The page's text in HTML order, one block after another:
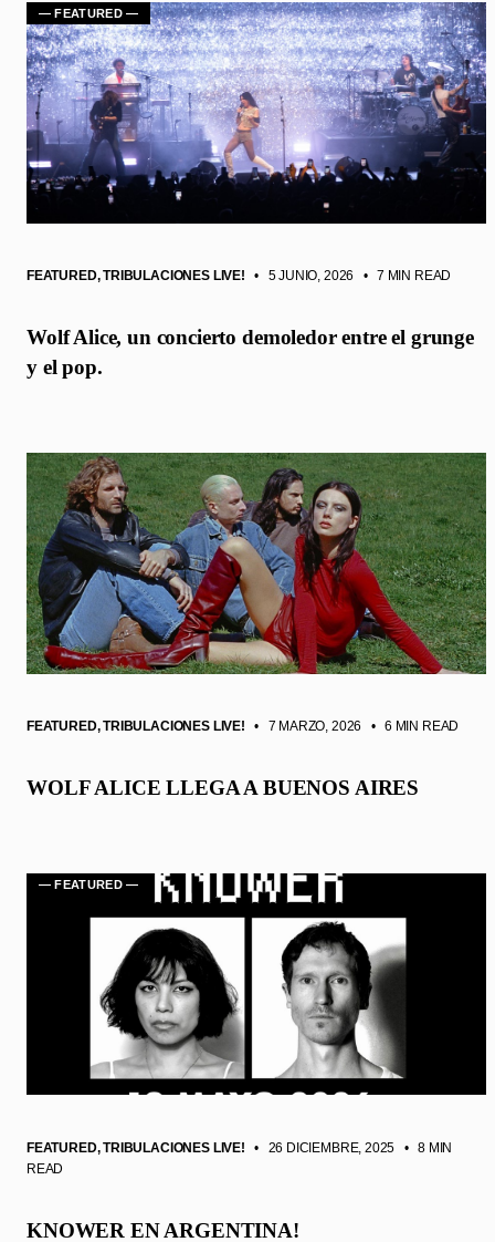
FEATURED,TRIBULACIONES LIVE! • 5 JUNIO, 2026 • 7 MIN READ
Wolf Alice, un concierto demoledor entre el grunge
y el pop.
— FEATURED —
FEATURED,TRIBULACIONES LIVE! • 7 MARZO, 2026 • 6 MIN READ
WOLF ALICE LLEGA A BUENOS AIRES
FEATURED,TRIBULACIONES LIVE! • 26 DICIEMBRE, 2025 • 8 MIN
READ
KNOWER EN ARGENTINA!
— FEATURED —